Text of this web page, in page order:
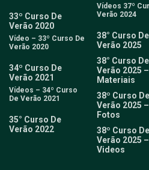
33º Curso De
Verão 2020
Vídeo – 33º Curso De
Verão 2020
34º Curso De
Verão 2021
Vídeos – 34º Curso
De Verão 2021
35° Curso De
Verão 2022
Vídeos 37º
Verão 2024
38° Curso De
Verão 2025
38° Curso De
Verão 2025 –
Materiais
38º Curso De
Verão 2025 –
Fotos
38º Curso De
Verão 2025 –
Videos